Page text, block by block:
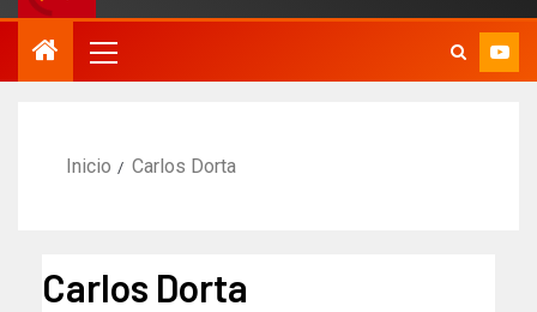
Inicio Carlos Dorta
Carlos Dorta